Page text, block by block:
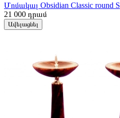
Մոմակալ Obsidian Classic round S
21 000 դրամ
Ավելացնել